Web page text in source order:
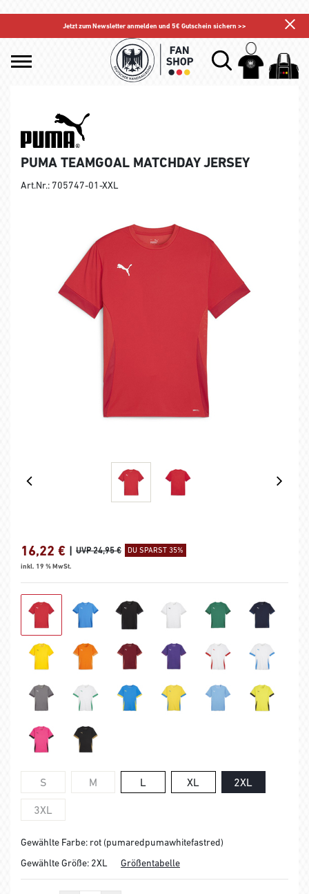
Jetzt zum Newsletter anmelden und 5€ Gutschein sichern >>
PUMA TEAMGOAL MATCHDAY JERSEY
Art.Nr.: 705747-01-XXL
16,22 € | UVP 24,95 € DU SPARST 35%
inkl. 19 % MwSt.
S M L XL 2XL
3XL
Gewählte Farbe: rot (pumaredpumawhitefastred)
Gewählte Größe: 2XL Größentabelle